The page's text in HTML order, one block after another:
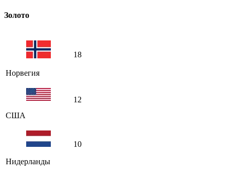
Золото
Норвегия
18
США
12
Нидерланды
10